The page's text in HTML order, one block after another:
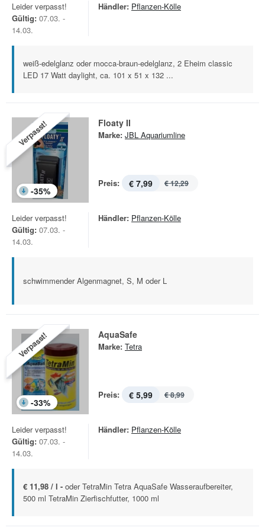
Leider verpasst!
Gültig: 07.03. -
14.03.
Händler: Pflanzen-Kölle
weiß-edelglanz oder mocca-braun-edelglanz, 2 Eheim classic
LED 17 Watt daylight, ca. 101 x 51 x 132 ...
Verpasst!
-35%
Floaty II
Marke: JBL Aquariumline
Preis: € 7,99 € 12,29
Leider verpasst!
Gültig: 07.03. -
14.03.
Händler: Pflanzen-Kölle
schwimmender Algenmagnet, S, M oder L
Verpasst!
-33%
AquaSafe
Marke: Tetra
Preis: € 5,99 € 8,99
Leider verpasst!
Gültig: 07.03. -
14.03.
Händler: Pflanzen-Kölle
€ 11,98 / l - oder TetraMin Tetra AquaSafe Wasseraufbereiter,
500 ml TetraMin Zierfischfutter, 1000 ml